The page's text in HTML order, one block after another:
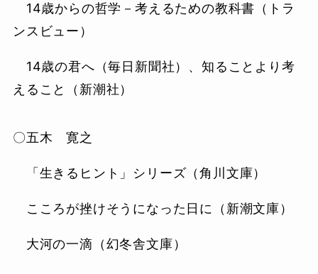
14歳からの哲学－考えるための教科書（トラ
ンスビュー）
14歳の君へ（毎日新聞社）、知ることより考
えること（新潮社）
〇五木 寛之
「生きるヒント」シリーズ（角川文庫）
こころが挫けそうになった日に（新潮文庫）
大河の一滴（幻冬舎文庫）